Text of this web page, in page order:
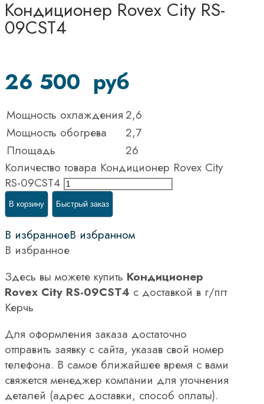
Кондиционер Rovex City RS-
09CST4
26 500 руб
Мощность охлаждения2,6
Мощность обогрева
2,7
Площадь
26
Количество товара Кондиционер Rovex City
RS-09CST4
В корзину Быстрый заказ
В избранноеВ избранном
В избранное
Здесь вы можете купить Кондиционер
Rovex City RS-09CST4 с доставкой в г/пгт
Керчь
Для оформления заказа достаточно
отправить заявку с сайта, указав свой номер
телефона. В самое ближайшее время с вами
свяжется менеджер компании для уточнения
деталей (адрес доставки, способ оплаты).